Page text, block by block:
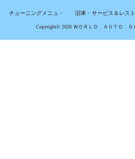
チューニングメニュ－ 旧車・サービス＆レス
Copyright© 2026 ＷＯＲＬＤ ＡＵＴＯ Ｓ